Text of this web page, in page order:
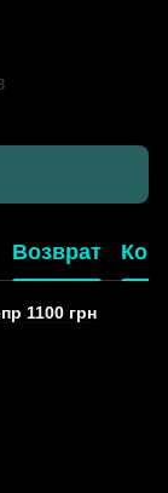
Возврат
1100 грн